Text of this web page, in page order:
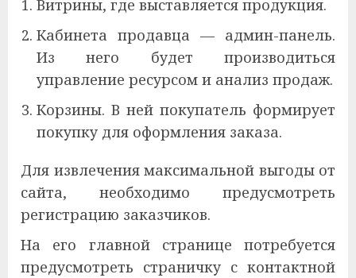
Витрины, где выставляется продукция.
Кабинета продавца — админ-панель.
Из него будет производиться
управление ресурсом и анализ продаж.
Корзины. В ней покупатель формирует
покупку для оформления заказа.
Для извлечения максимальной выгоды от
сайта, необходимо предусмотреть
регистрацию заказчиков.
На его главной странице потребуется
предусмотреть страничку с контактной